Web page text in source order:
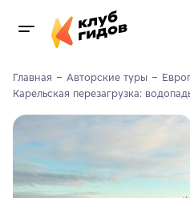
Главная Авторские туры
Карельская перезагрузка: